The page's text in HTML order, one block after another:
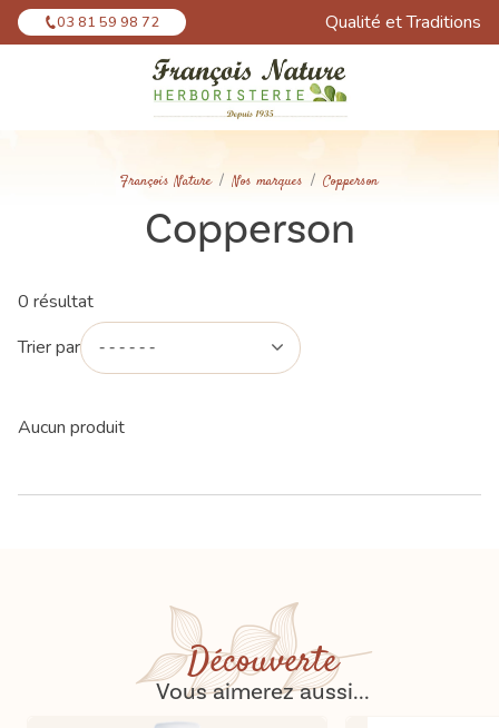
03 81 59 98 72 Qualité et Traditions
François Nature Nos marques Copperson
Copperson
0 résultat
Trier par
Aucun produit
Découverte
Vous aimerez aussi...
Panneau de gestion des cookies